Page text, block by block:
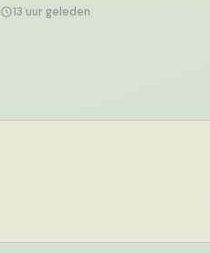
13 uur geleden